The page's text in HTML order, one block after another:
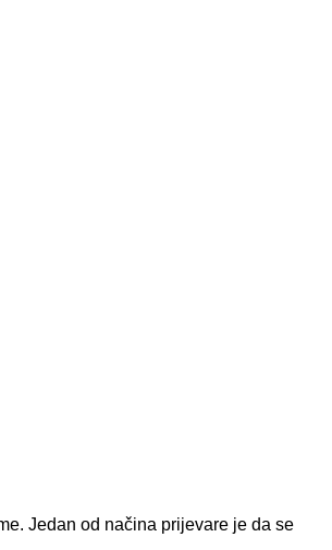
Jedan od načina prijevare je da se